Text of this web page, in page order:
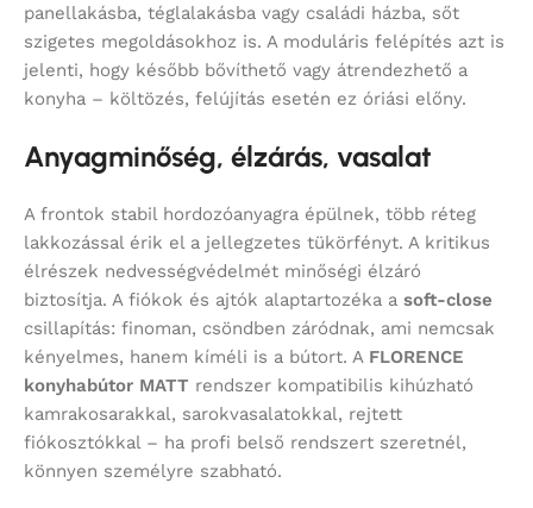
panellakásba, téglalakásba vagy családi házba, sőt
szigetes megoldásokhoz is. A moduláris felépítés azt is
jelenti, hogy később bővíthető vagy átrendezhető a
konyha – költözés, felújítás esetén ez óriási előny.
Anyagminőség, élzárás, vasalat
A frontok stabil hordozóanyagra épülnek, több réteg
lakkozással érik el a jellegzetes tükörfényt. A kritikus
élrészek nedvességvédelmét minőségi élzáró
biztosítja. A fiókok és ajtók alaptartozéka a soft-close
csillapítás: finoman, csöndben záródnak, ami nemcsak
kényelmes, hanem kíméli is a bútort. A FLORENCE
konyhabútor MATT rendszer kompatibilis kihúzható
kamrakosarakkal, sarokvasalatokkal, rejtett
fiókosztókkal – ha profi belső rendszert szeretnél,
könnyen személyre szabható.